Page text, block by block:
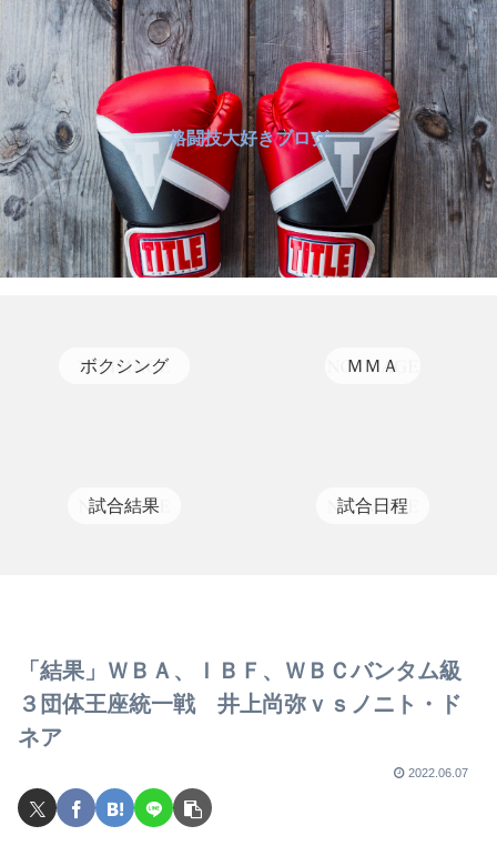
格闘技大好きブログ
ボクシング ＭＭＡ
試合結果 試合日程
「結果」ＷＢＡ、ＩＢＦ、ＷＢＣバンタム級
３団体王座統一戦 井上尚弥ｖｓノニト・ド
ネア
2022.06.07